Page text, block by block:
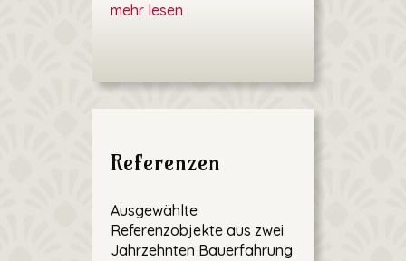
mehr lesen
Referenzen
Ausgewählte
Referenzobjekte aus zwei
Jahrzehnten Bauerfahrung